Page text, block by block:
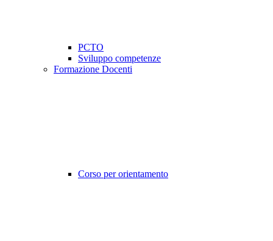
PCTO
Sviluppo competenze
Formazione Docenti
Corso per orientamento